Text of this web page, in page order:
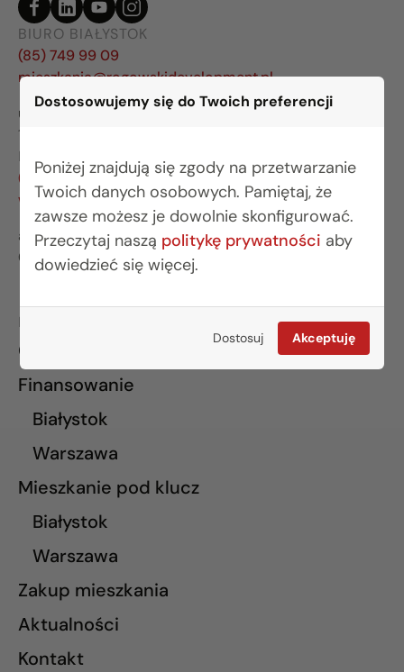
Dostosowujemy się do Twoich preferencji
Poniżej znajdują się zgody na przetwarzanie
Twoich danych osobowych. Pamiętaj, że
zawsze możesz je dowolnie skonfigurować.
Przeczytaj naszą politykę prywatności aby
dowiedzieć się więcej.
Dostosuj Akceptuję
BIURO BIAŁYSTOK
(85) 749 99 09
mieszkania@rogowskidevelopment.pl
ul. Legionowa 28 lok. 202
15-281 Białystok
BIURO WARSZAWA
(22) 642 03 55
warszawa@rogowskidevelopment.pl
al. Wilanowska 67E lok. U5
02-765 Warszawa
INFORMACJE
O nas
Finansowanie
Białystok
Warszawa
Mieszkanie pod klucz
Białystok
Warszawa
Zakup mieszkania
Aktualności
Kontakt